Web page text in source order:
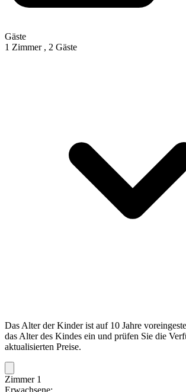
Gäste
1 Zimmer , 2 Gäste
Das Alter der Kinder ist auf 10 Jahre
das Alter des Kindes ein und prüfen Sie die
aktualisierten Preise.
Zimmer 1
Erwachsene: